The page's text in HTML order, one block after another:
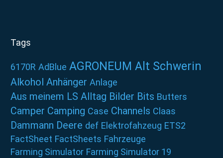
Tags
6170R AdBlue AGRONEUM Alt Schwerin
Alkohol Anhänger Anlage
Aus meinem LS Alltag Bilder Bits Butters
Camper Camping Case Channels Claas
Dammann Deere def Elektrofahzeug ETS2
FactSheet FactSheets Fahrzeuge
Farming Simulator Farming Simulator 19